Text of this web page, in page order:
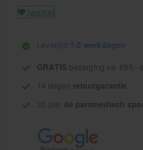
favoriet
Levertijd 1-2 werkdagen
GRATIS bezorging va. €95,-
14 dagen retourgarantie
30 jaar dé paramedisch